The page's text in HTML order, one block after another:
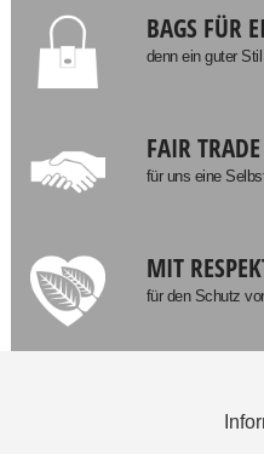
BAGS FÜR
denn ein guter
FAIR TRADE
für uns eine
MIT
für den Schutz